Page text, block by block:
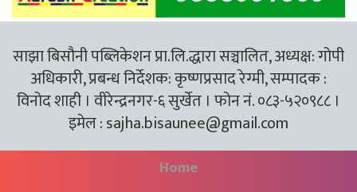
साझा बिसौनी पब्लिकेशन प्रा.लि.द्धारा सञ्चालित, अध्यक्ष: गोपी
अधिकारी, प्रबन्ध निर्देशक: कृष्णप्रसाद रेग्मी, सम्पादक :
विनोद शाही । वीरेन्द्रनगर-६ सुर्खेत । फोन नं. ०८३-५२०९८८ ।
इमेल :sajha.bisaunee@gmail.com
Home